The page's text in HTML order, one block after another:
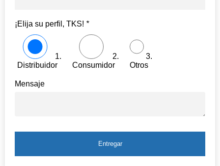
*
¡Elija su perfil, TKS!
1.
Distribuidor
2.
Consumidor
3.
Otros
Mensaje
Entregar